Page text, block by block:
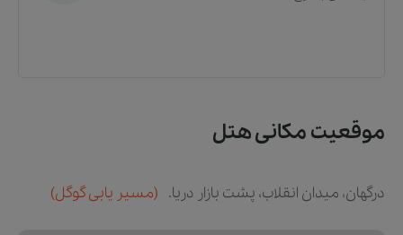
موقعیت مکانی هتل
درگهان، میدان انقلاب، پشت بازار دریا. (مسیر یابی گوگل)